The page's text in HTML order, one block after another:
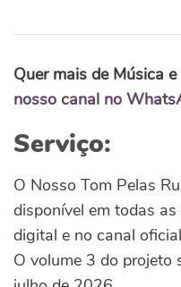
Quer mais de Música
nosso canal no
Serviço:
O Nosso Tom Pelas
disponível em todas
digital e no canal
O volume 3 do projeto